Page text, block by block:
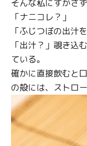
そんな私にすかさ
「ナニコレ？」
「ふじつぼの出汁
「出汁？」覗き込
ている。
確かに直接飲むと
の殻には、ストロ